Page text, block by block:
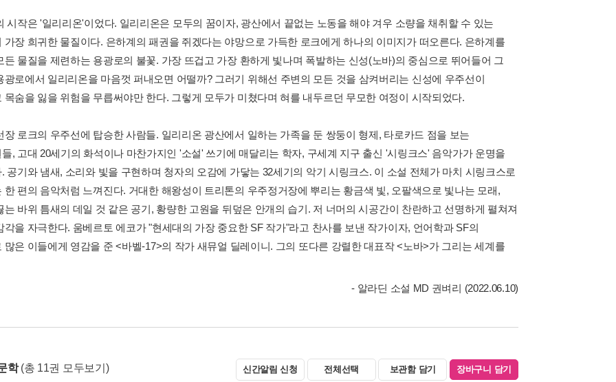
시작은 '일리리온'이었다. 일리리온은 모두의 꿈이자, 광산에서 끝없는 노동을 해야 겨우 소량을 채취할 수 있는
가장 희귀한 물질이다. 은하계의 패권을 쥐겠다는 야망으로 가득한 로크에게 하나의 이미지가 떠오른다. 은하계를
든 물질을 제련하는 용광로의 불꽃. 가장 뜨겁고 가장 환하게 빛나며 폭발하는 신성(노바)의 중심으로 뛰어들어 그
광로에서 일리리온을 마음껏 퍼내오면 어떨까? 그러기 위해선 주변의 모든 것을 삼켜버리는 신성에 우주선이
목숨을 잃을 위험을 무릅써야만 한다. 그렇게 모두가 미쳤다며 혀를 내두르던 무모한 여정이 시작되었다.
장 로크의 우주선에 탑승한 사람들. 일리리온 광산에서 일하는 가족을 둔 쌍둥이 형제, 타로카드 점을 보는
, 고대 20세기의 화석이나 마찬가지인 '소설' 쓰기에 매달리는 학자, 구세계 지구 출신 '시링크스' 음악가가 운명을
공기와 냄새, 소리와 빛을 구현하며 청자의 오감에 가닿는 32세기의 악기 시링크스. 이 소설 전체가 마치 시링크스로
한 편의 음악처럼 느껴진다. 거대한 해왕성이 트리톤의 우주정거장에 뿌리는 황금색 빛, 오팔색으로 빛나는 모래,
는 바위 틈새의 데일 것 같은 공기, 황량한 고원을 뒤덮은 안개의 습기. 저 너머의 시공간이 찬란하고 선명하게 펼쳐져
각을 자극한다. 움베르토 에코가 "현세대의 가장 중요한 SF 작가"라고 찬사를 보낸 작가이자, 언어학과 SF의
많은 이들에게 영감을 준 <바벨-17>의 작가 새뮤얼 딜레이니. 그의 또다른 강렬한 대표작 <노바>가 그리는 세계를
- 알라딘 소설 MD 권벼리 (2022.06.10)
학 (총 11권 모두보기) 신간알림 신청 전체선택 보관함 담기 장바구니 담기